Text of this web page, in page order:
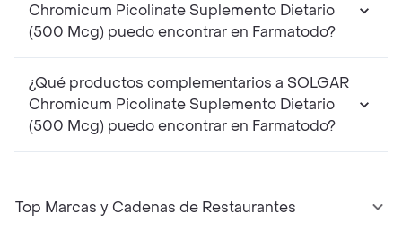
Chromicum Picolinate Suplemento Dietario
(500 Mcg) puedo encontrar en Farmatodo?
¿Qué productos complementarios a SOLGAR
Chromicum Picolinate Suplemento Dietario
(500 Mcg) puedo encontrar en Farmatodo?
Top Marcas y Cadenas de Restaurantes